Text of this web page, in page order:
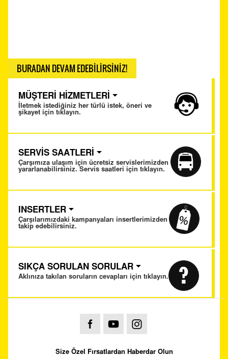
BURADAN DEVAM EDEBİLİRSİNİZ!
MÜŞTERİ HİZMETLERİ
İletmek istediğiniz her türlü istek, öneri ve
şikayet için tıklayın.
SERVİS SAATLERİ
Çarşımıza ulaşım için ücretsiz servislerimizden
yararlanabilirsiniz. Servis saatleri için tıklayın.
INSERTLER
Çarşılarımızdaki kampanyaları insertlerimizden
takip edebilirsiniz.
SIKÇA SORULAN SORULAR
Aklınıza takılan soruların cevapları için tıklayın.
Size Özel Fırsatlardan Haberdar Olun